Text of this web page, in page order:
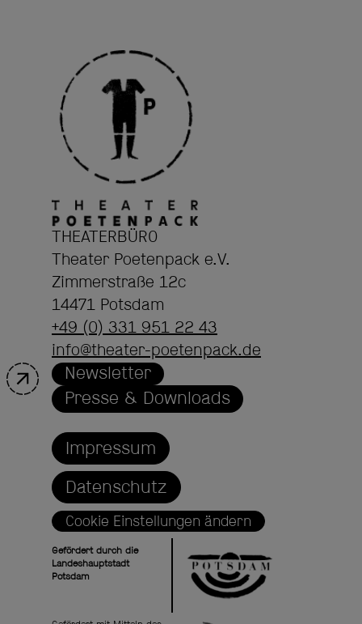
THEATERBÜRO
Theater Poetenpack e.V.
Zimmerstraße 12c
14471 Potsdam
+49 (0) 331 951 22 43
info@theater-poetenpack.de
Newsletter
Presse & Downloads
Impressum
Datenschutz
Cookie Einstellungen ändern
Gefördert durch die
Landeshauptstadt
Potsdam